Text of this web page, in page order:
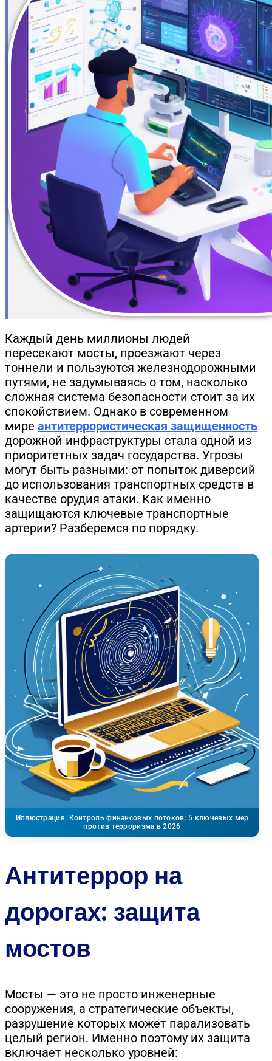
Каждый день миллионы людей
пересекают мосты, проезжают через
тоннели и пользуются железнодорожными
путями, не задумываясь о том, насколько
сложная система безопасности стоит за их
спокойствием. Однако в современном
мире антитеррористическая защищенность
дорожной инфраструктуры стала одной из
приоритетных задач государства. Угрозы
могут быть разными: от попыток диверсий
до использования транспортных средств в
качестве орудия атаки. Как именно
защищаются ключевые транспортные
артерии? Разберемся по порядку.
Иллюстрация: Контроль финансовых потоков: 5 ключевых мер
против терроризма в 2026
Антитеррор на
дорогах: защита
мостов
Мосты — это не просто инженерные
сооружения, а стратегические объекты,
разрушение которых может парализовать
целый регион. Именно поэтому их защита
включает несколько уровней: